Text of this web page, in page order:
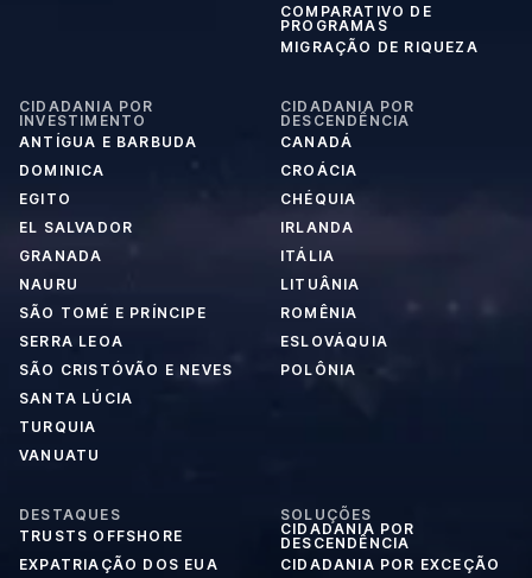
COMPARATIVO DE
PROGRAMAS
MIGRAÇÃO DE RIQUEZA
CIDADANIA POR
INVESTIMENTO
ANTÍGUA E BARBUDA
DOMINICA
EGITO
EL SALVADOR
GRANADA
NAURU
SÃO TOMÉ E PRÍNCIPE
SERRA LEOA
SÃO CRISTÓVÃO E NEVES
SANTA LÚCIA
TURQUIA
VANUATU
CIDADANIA POR
DESCENDÊNCIA
CANADÁ
CROÁCIA
CHÉQUIA
IRLANDA
ITÁLIA
LITUÂNIA
ROMÊNIA
ESLOVÁQUIA
POLÔNIA
DESTAQUES
TRUSTS OFFSHORE
EXPATRIAÇÃO DOS EUA
SOLUÇÕES
CIDADANIA POR
DESCENDÊNCIA
CIDADANIA POR EXCEÇÃO